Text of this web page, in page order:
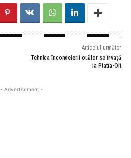
Articolul următor
Tehnica încondeierii ouălor se învață
la Piatra-Olt
- Advertisement -